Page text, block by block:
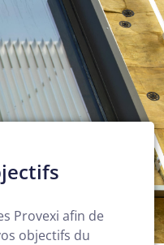
Provexi afin de
objectifs du